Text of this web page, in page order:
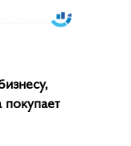
покупает